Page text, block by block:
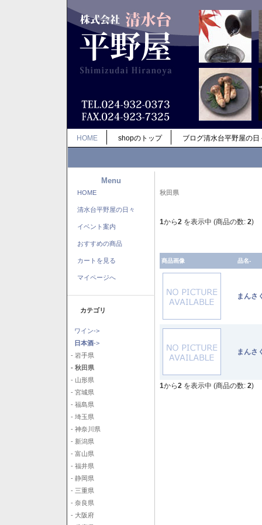
HOME shopのトップ ブログ清水台平野屋の日
Menu
HOME
清水台平野屋の日々
イベント案内
おすすめの商品
カートを見る
マイページへ
カテゴリ
ワイン->
日本酒->
- 岩手県
- 秋田県
- 山形県
- 宮城県
- 福島県
- 埼玉県
- 神奈川県
- 新潟県
- 富山県
- 福井県
- 静岡県
- 三重県
- 奈良県
- 大阪府
秋田県
1から2 を表示中 (商品の数: 2)
商品画像 品名-
まん
まん
1から2 を表示中 (商品の数: 2)